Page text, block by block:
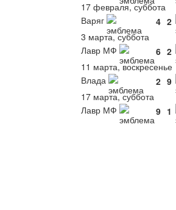
17 февраля, суббота
Варяг
4 2
3 марта, суббота
Лавр МФ
6 2
11 марта, воскресенье
Влада
2 9
17 марта, суббота
Лавр МФ
9 1